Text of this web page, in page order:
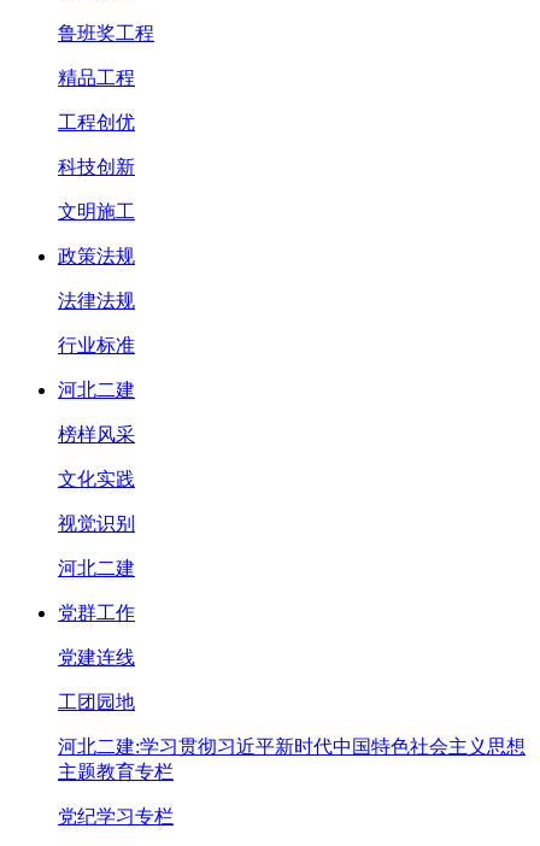
鲁班奖工程
精品工程
工程创优
科技创新
文明施工
政策法规
法律法规
行业标准
河北二建
榜样风采
文化实践
视觉识别
河北二建
党群工作
党建连线
工团园地
河北二建:学习贯彻习近平新时代中国特色社会主义思想
主题教育专栏
党纪学习专栏